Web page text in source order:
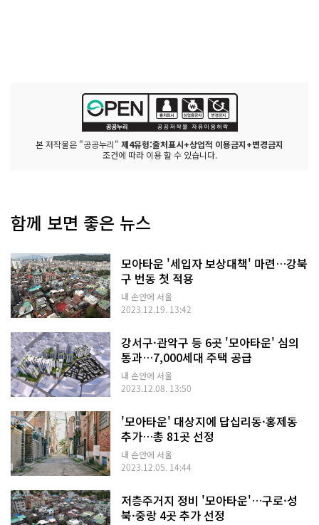
본 저작물은 "공공누리" 제4유형:출처표시+상업적 이용금지+변경금지
조건에 따라 이용 할 수 있습니다.
함께 보면 좋은 뉴스
모아타운 '세입자 보상대책' 마련…강북
구 번동 첫 적용
내 손안에 서울
2023.12.19. 13:42
강서구·관악구 등 6곳 '모아타운' 심의
통과…7,000세대 주택 공급
내 손안에 서울
2023.12.08. 13:50
'모아타운' 대상지에 답십리동·홍제동
추가…총 81곳 선정
내 손안에 서울
2023.12.05. 14:44
저층주거지 정비 '모아타운'…구로·성
북·중랑 4곳 추가 선정